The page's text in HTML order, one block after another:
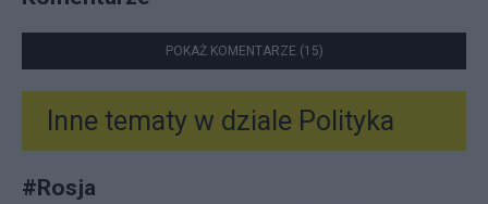
POKAŻ KOMENTARZE (15)
Inne tematy w dziale Polityka
#Rosja